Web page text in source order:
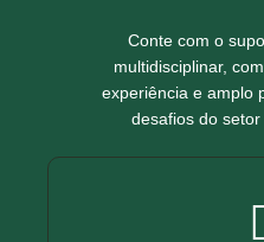
Conte com o
multidisciplinar,
experiência e amplo
desafios do setor